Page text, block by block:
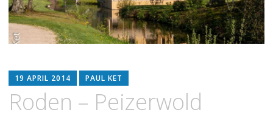
19 APRIL 2014 PAUL KET
Roden – Peizerwold